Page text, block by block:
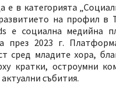
е в категорията
на профил в
е социална медийна
през 2023 г.
сред младите хора,
кратки, остроумни
събития.